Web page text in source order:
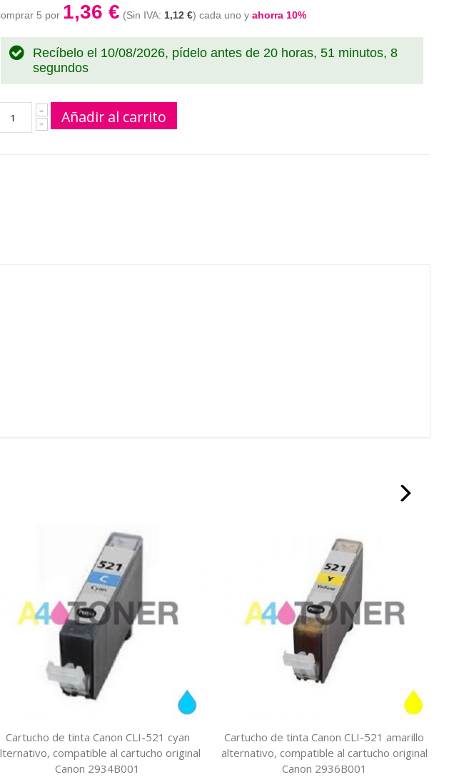
5 por 1,36 € 1,12 € cada uno y ahorra 10%
Recíbelo el 10/08/2026, pídelo antes de 20 horas, 51 minutos, 7
segundos
Añadir al carrito
Cartucho de tinta Canon CLI-521 cyan
compatible al cartucho original
Canon 2934B001
Cartucho de tinta Canon CLI-521 amarillo
alternativo, compatible al cartucho original
Canon 2936B001